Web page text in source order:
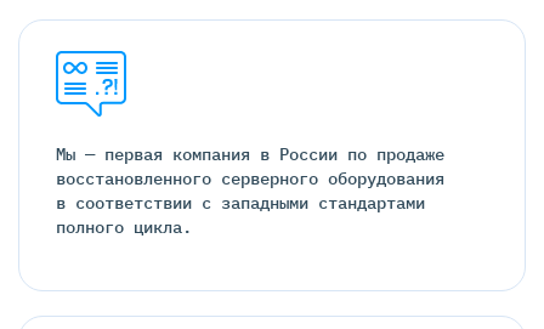
Мы — первая компания в России по продаже
восстановленного серверного оборудования
в соответствии с западными стандартами
полного цикла.